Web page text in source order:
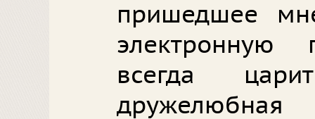
пришедшее
всегда
дружелюбная